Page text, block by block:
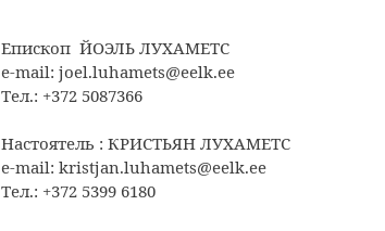
Епископ ЙОЭЛЬ ЛУХАМЕТС
e-mail: joel.luhamets@eelk.ee
Тел.: +372 5087366
Настоятель : КРИСТЬЯН ЛУХАМЕТС
e-mail: kristjan.luhamets@eelk.ee
Тел.: +372 5399 6180